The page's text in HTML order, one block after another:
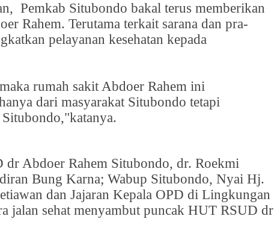
Pemkab Situbondo bakal terus memberikan
Rahem. Terutama terkait sarana dan pra-
pelayanan kesehatan kepada
rumah sakit Abdoer Rahem ini
dari masyarakat Situbondo tetapi
dr Abdoer Rahem Situbondo, dr. Roekmi
Bung Karna; Wabup Situbondo, Nyai Hj.
dan Jajaran Kepala OPD di Lingkungan
jalan sehat menyambut puncak HUT RSUD dr